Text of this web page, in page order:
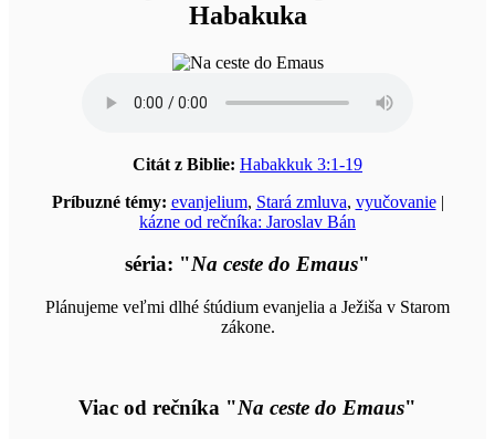
Habakuka
Citát z Biblie: Habakkuk 3:1-19
Príbuzné témy: evanjelium, Stará zmluva, vyučovanie|
kázne od rečníka: Jaroslav Bán
séria: "Na ceste do Emaus"
Plánujeme veľmi dlhé śtúdium evanjelia a Ježiša v Starom
zákone.
Viac od rečníka "Na ceste do Emaus"